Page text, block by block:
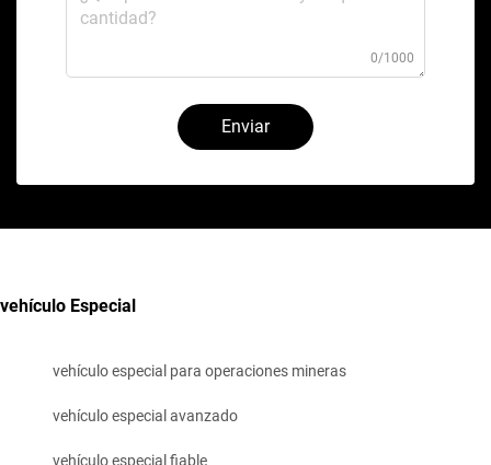
0/1000
Enviar
vehículo Especial
vehículo especial para operaciones mineras
vehículo especial avanzado
vehículo especial fiable